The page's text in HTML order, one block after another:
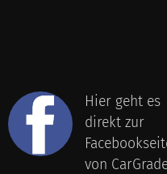
Hier geht es
direkt zur
von